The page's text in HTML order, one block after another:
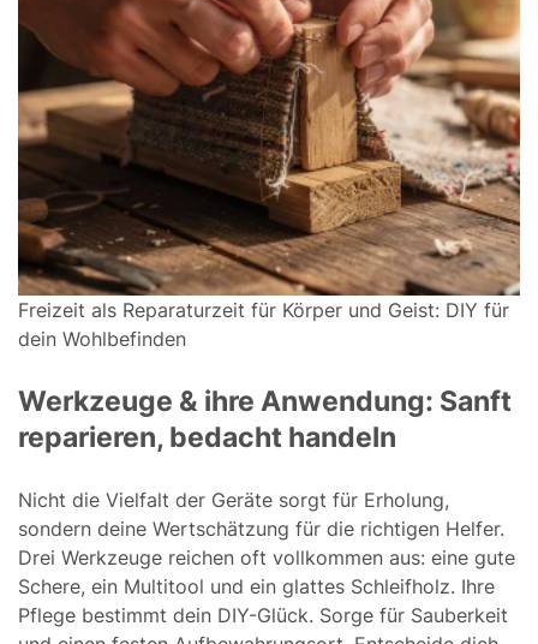
Freizeit als Reparaturzeit für Körper und Geist: DIY für
dein Wohlbefinden
Werkzeuge & ihre Anwendung: Sanft
reparieren, bedacht handeln
Nicht die Vielfalt der Geräte sorgt für Erholung,
sondern deine Wertschätzung für die richtigen Helfer.
Drei Werkzeuge reichen oft vollkommen aus: eine gute
Schere, ein Multitool und ein glattes Schleifholz. Ihre
Pflege bestimmt dein DIY-Glück. Sorge für Sauberkeit